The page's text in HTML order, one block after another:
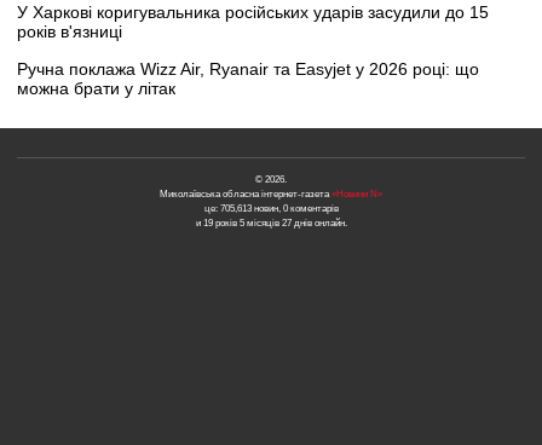
У Харкові коригувальника російських ударів засудили до 15
років в'язниці
Ручна поклажа Wizz Air, Ryanair та Easyjet у 2026 році: що
можна брати у літак
© 2026.
Миколаївська обласна інтернет-газета «Новини N»
це: 705,613 новин, 0 коментарів
и 19 років 5 місяців 27 днів онлайн.